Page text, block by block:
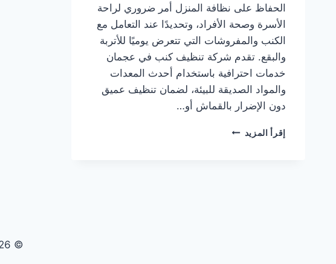
الحفاظ على نظافة المنزل أمر ضروري لراحة
الأسرة وصحة الأفراد، وتحديدًا عند التعامل مع
الكنب والمفروشات التي تتعرض يوميًا للأتربة
والبقع. تقدم شركة تنظيف كنب في عجمان
خدمات احترافية باستخدام أحدث المعدات
والمواد الصديقة للبيئة، لضمان تنظيف عميق
دون الإضرار بالقماش أو…
إقرأ المزيد شركة
© 2026 امارات كلين Desian By Tefagoo